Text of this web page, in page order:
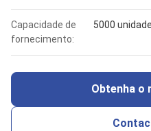
Capacidade de
fornecimento:
5000
Obtenha o